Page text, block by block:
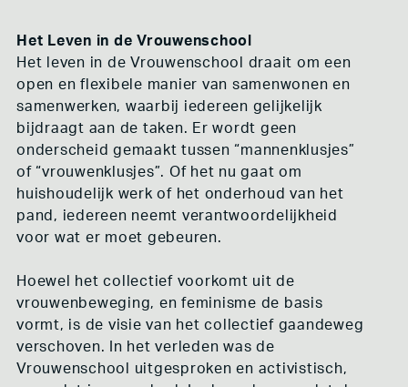
Het Leven in de Vrouwenschool
Het leven in de Vrouwenschool draait om een
open en flexibele manier van samenwonen en
samenwerken, waarbij iedereen gelijkelijk
bijdraagt aan de taken. Er wordt geen
onderscheid gemaakt tussen “mannenklusjes”
of “vrouwenklusjes”. Of het nu gaat om
huishoudelijk werk of het onderhoud van het
pand, iedereen neemt verantwoordelijkheid
voor wat er moet gebeuren.
Hoewel het collectief voorkomt uit de
vrouwenbeweging, en feminisme de basis
vormt, is de visie van het collectief gaandeweg
verschoven. In het verleden was de
Vrouwenschool uitgesproken en activistisch,